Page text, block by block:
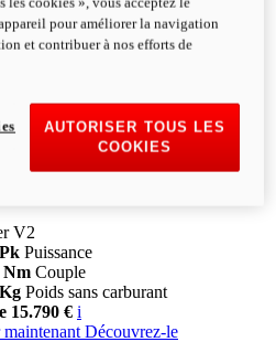
V2
Puissance
Nm Couple
Poids sans carburant
15.790 € i
Découvrez-le
pour améliorer la navigation
et contribuer à nos efforts de
AUTORISER TOUS LES
COOKIES